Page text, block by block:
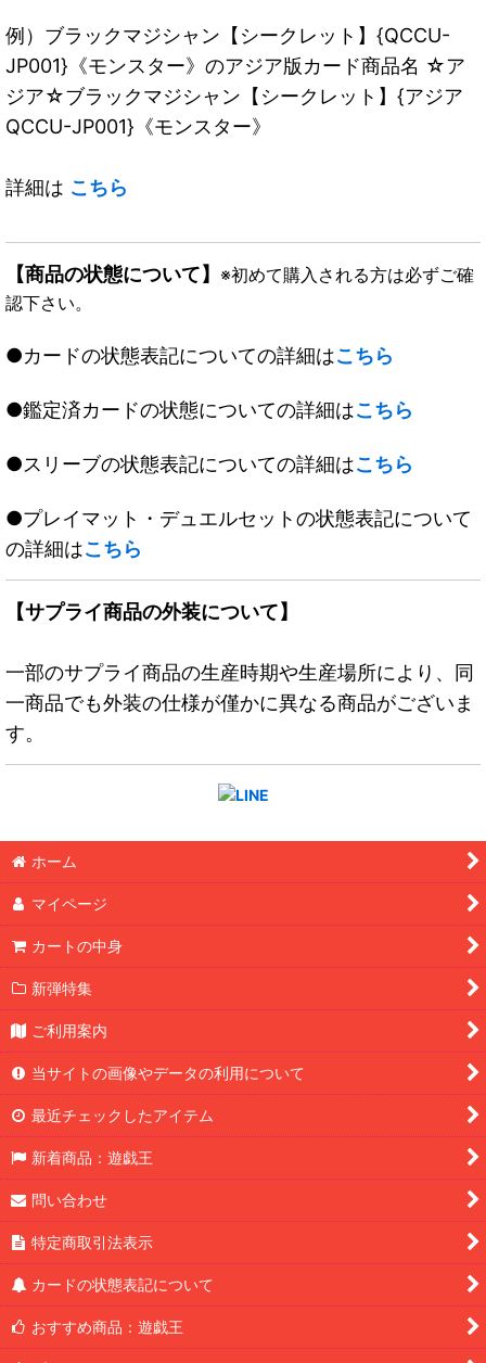
例）ブラックマジシャン【シークレット】{QCCU-
JP001}《モンスター》のアジア版カード商品名 ☆ア
ジア☆ブラックマジシャン【シークレット】{アジア
QCCU-JP001}《モンスター》
詳細は こちら
【商品の状態について】 ※初めて購入される方は必ずご確
認下さい。
●カードの状態表記についての詳細はこちら
●鑑定済カードの状態についての詳細はこちら
●スリーブの状態表記についての詳細はこちら
●プレイマット・デュエルセットの状態表記について
の詳細はこちら
【サプライ商品の外装について】
一部のサプライ商品の生産時期や生産場所により、同
一商品でも外装の仕様が僅かに異なる商品がございま
す。
ホーム
マイページ
カートの中身
新弾特集
ご利用案内
当サイトの画像やデータの利用について
最近チェックしたアイテム
新着商品：遊戯王
問い合わせ
特定商取引法表示
カードの状態表記について
おすすめ商品：遊戯王